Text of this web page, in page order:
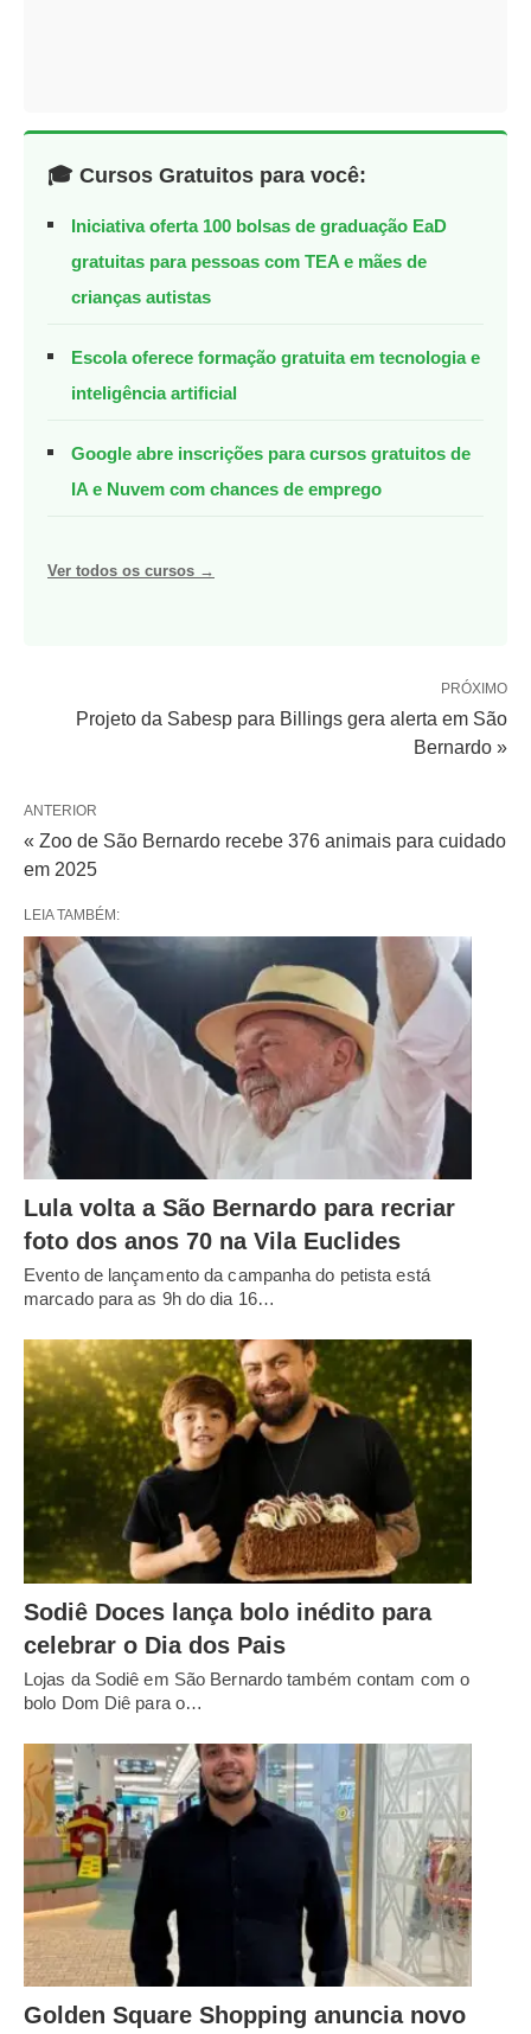
🎓 Cursos Gratuitos para você:
Iniciativa oferta 100 bolsas de graduação EaD
gratuitas para pessoas com TEA e mães de
crianças autistas
Escola oferece formação gratuita em tecnologia e
inteligência artificial
Google abre inscrições para cursos gratuitos de
IA e Nuvem com chances de emprego
Ver todos os cursos →
PRÓXIMO
Projeto da Sabesp para Billings gera alerta em São
Bernardo »
ANTERIOR
« Zoo de São Bernardo recebe 376 animais para cuidado
em 2025
LEIA TAMBÉM:
Lula volta a São Bernardo para recriar
foto dos anos 70 na Vila Euclides
Evento de lançamento da campanha do petista está
marcado para as 9h do dia 16…
Sodiê Doces lança bolo inédito para
celebrar o Dia dos Pais
Lojas da Sodiê em São Bernardo também contam com o
bolo Dom Diê para o…
Golden Square Shopping anuncia novo